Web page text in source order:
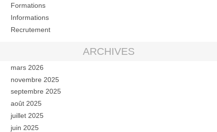
Formations
Informations
Recrutement
ARCHIVES
mars 2026
novembre 2025
septembre 2025
août 2025
juillet 2025
juin 2025